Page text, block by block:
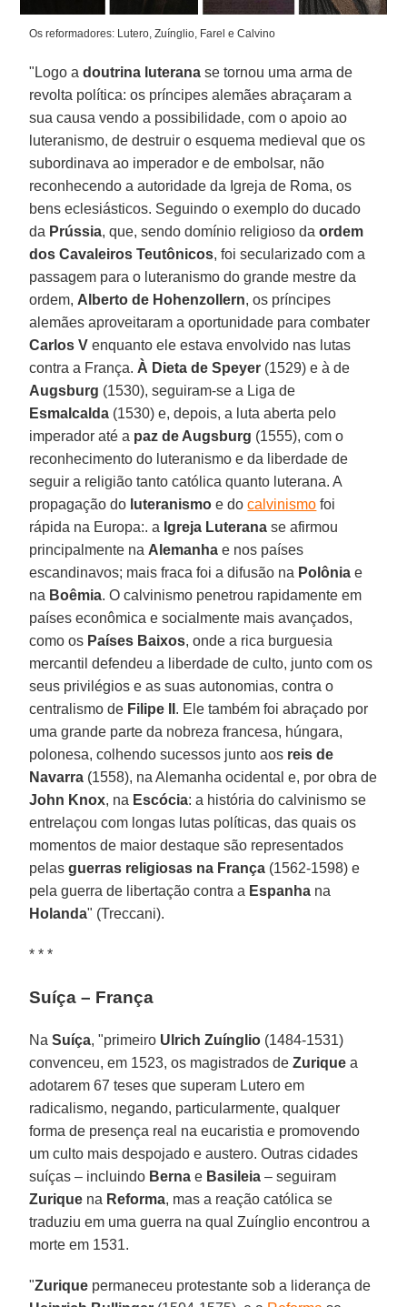
Os reformadores: Lutero, Zuínglio, Farel e Calvino
"Logo adoutrina luterana se tornou uma arma de
revolta política: os príncipes alemães abraçaram a
sua causa vendo a possibilidade, com o apoio ao
luteranismo, de destruir o esquema medieval que os
subordinava ao imperador e de embolsar, não
reconhecendo a autoridade da Igreja de Roma, os
bens eclesiásticos. Seguindo o exemplo do ducado
da Prússia, que, sendo domínio religioso daordem
dos Cavaleiros Teutônicos, foi secularizado com a
passagem para o luteranismo do grande mestre da
ordem, Alberto de Hohenzollern, os príncipes
alemães aproveitaram a oportunidade para combater
Carlos V enquanto ele estava envolvido nas lutas
contra a França. À Dieta de Speyer (1529) e à de
Augsburg (1530), seguiram-se a Liga de
Esmalcalda (1530) e, depois, a luta aberta pelo
imperador até a paz de Augsburg (1555), com o
reconhecimento do luteranismo e da liberdade de
seguir a religião tanto católica quanto luterana. A
propagação do luteranismo e docalvinismo foi
rápida na Europa:. a Igreja Luterana se afirmou
principalmente na Alemanha e nos países
escandinavos; mais fraca foi a difusão na Polônia e
na Boêmia. O calvinismo penetrou rapidamente em
países econômica e socialmente mais avançados,
como os Países Baixos, onde a rica burguesia
mercantil defendeu a liberdade de culto, junto com os
seus privilégios e as suas autonomias, contra o
centralismo de Filipe II . Ele também foi abraçado por
uma grande parte da nobreza francesa, húngara,
polonesa, colhendo sucessos junto aos reis de
Navarra (1558), na Alemanha ocidental e, por obra de
John Knox, na Escócia: a história do calvinismo se
entrelaçou com longas lutas políticas, das quais os
momentos de maior destaque são representados
pelasguerras religiosas na França (1562-1598) e
pela guerra de libertação contra a Espanha na
Holanda" (Treccani).
* * *
Suíça – França
NaSuíça, "primeiro Ulrich Zuínglio (1484-1531)
convenceu, em 1523, os magistrados deZurique a
adotarem 67 teses que superam Lutero em
radicalismo, negando, particularmente, qualquer
forma de presença real na eucaristia e promovendo
um culto mais despojado e austero. Outras cidades
suíças – incluindo Berna e Basileia – seguiram
Zurique na Reforma, mas a reação católica se
traduziu em uma guerra na qual Zuínglio encontrou a
morte em 1531.
"Zurique permaneceu protestante sob a liderança de